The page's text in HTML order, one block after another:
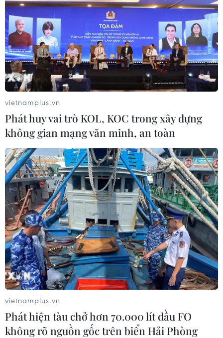
Ai Cập: Phiên xử ông Morsi được truyền
hình trực tiếp
28/01/2014 03:49
Người đứng đầu Tòa án hình sự Cairo cho biết phiên
xét xử cựu Tổng thống Mohamed Morsi sẽ được phát
sóng trực tiếp.
vietnamplus.vn
Phát huy vai trò KOL, KOC trong xây dựng
không gian mạng văn minh, an toàn
vietnamplus.vn
Phát hiện tàu chở hơn 70.000 lít dầu FO
không rõ nguồn gốc trên biển Hải Phòng